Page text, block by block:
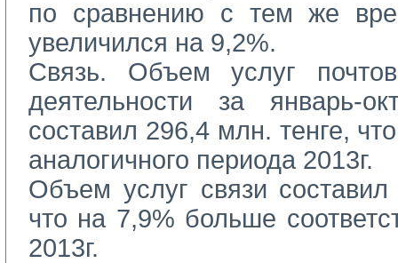
по сравнению с тем же
увеличился на 9,2%.
Связь. Объем услуг
деятельности за январь-
составил 296,4 млн. тенге,
аналогичного периода 2013г.
Объем услуг связи
что на 7,9% больше
2013г.